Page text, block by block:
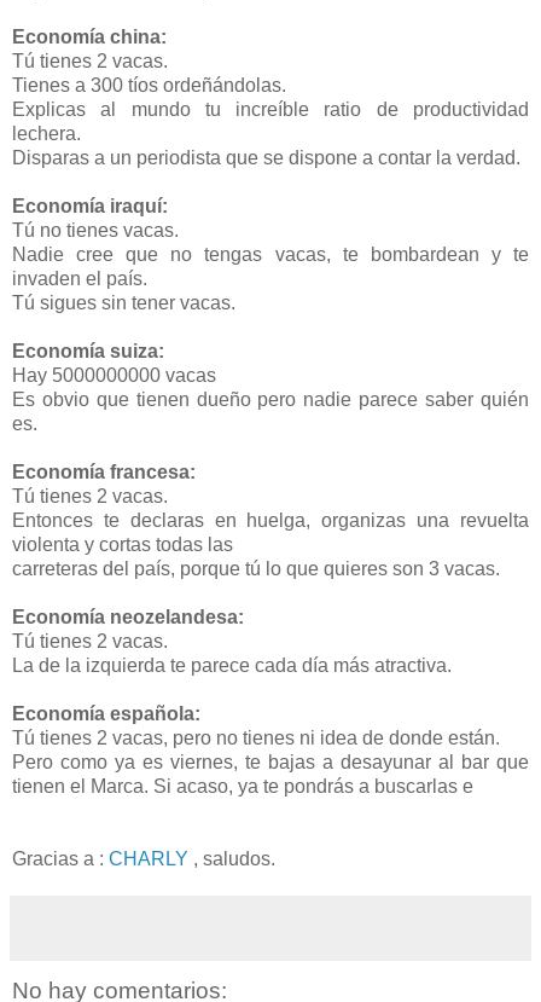
Economía china:
Tú tienes 2 vacas.
Tienes a 300 tíos ordeñándolas.
Explicas al mundo tu increíble ratio de productividad
lechera.
Disparas a un periodista que se dispone a contar la verdad.
Economía iraquí:
Tú no tienes vacas.
Nadie cree que no tengas vacas, te bombardean y te
invaden el país.
Tú sigues sin tener vacas.
Economía suiza:
Hay 5000000000 vacas
Es obvio que tienen dueño pero nadie parece saber quién
es.
Economía francesa:
Tú tienes 2 vacas.
Entonces te declaras en huelga, organizas una revuelta
violenta y cortas todas las
carreteras del país, porque tú lo que quieres son 3 vacas.
Economía neozelandesa:
Tú tienes 2 vacas.
La de la izquierda te parece cada día más atractiva.
Economía española:
Tú tienes 2 vacas, pero no tienes ni idea de donde están.
Pero como ya es viernes, te bajas a desayunar al bar que
tienen el Marca. Si acaso, ya te pondrás a buscarlas e
Gracias a : CHARLY , saludos.
No hay comentarios: